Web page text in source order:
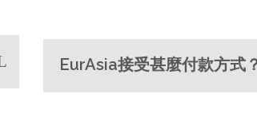
EurAsia接受甚麼付款方式